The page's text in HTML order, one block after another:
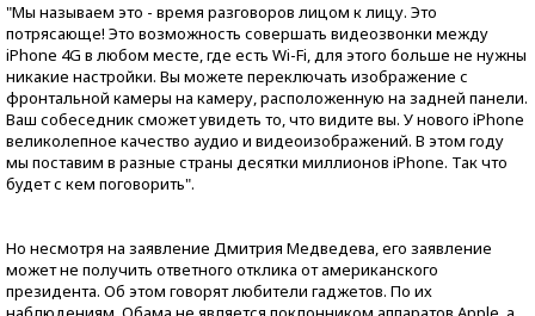
"Мы называем это - время разговоров лицом к лицу. Это
потрясающе! Это возможность совершать видеозвонки между
iPhone 4G в любом месте, где есть Wi-Fi, для этого больше не нужны
никакие настройки. Вы можете переключать изображение с
фронтальной камеры на камеру, расположенную на задней панели.
Ваш собеседник сможет увидеть то, что видите вы. У нового iPhone
великолепное качество аудио и видеоизображений. В этом году
мы поставим в разные страны десятки миллионов iPhone. Так что
будет с кем поговорить".
Но несмотря на заявление Дмитрия Медведева, его заявление
может не получить ответного отклика от американского
президента. Об этом говорят любители гаджетов. По их